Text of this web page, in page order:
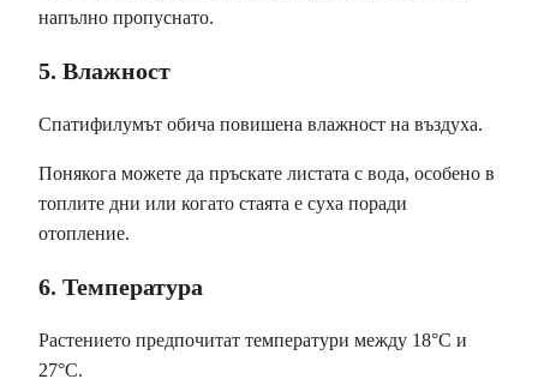
напълно пропуснато.
5. Влажност
Спатифилумът обича повишена влажност на въздуха.
Понякога можете да пръскате листата с вода, особено в
топлите дни или когато стаята е суха поради
отопление.
6. Температура
Растението предпочитат температури между 18°C и
27°C.